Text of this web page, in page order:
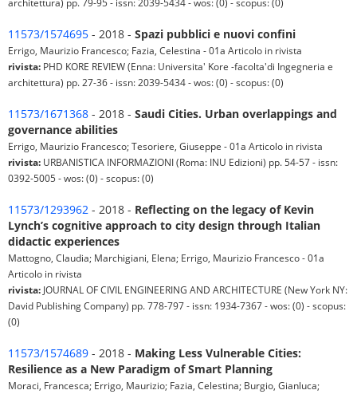
11573/1574695 - 2018 - Spazi pubblici e nuovi confini
Errigo, Maurizio Francesco; Fazia, Celestina - 01a Articolo in rivista
rivista: PHD KORE REVIEW (Enna: Universita' Kore -facolta'di Ingegneria e
architettura) pp. 27-36 - issn: 2039-5434 - wos: (0) - scopus: (0)
11573/1671368 - 2018 - Saudi Cities. Urban overlappings and
governance abilities
Errigo, Maurizio Francesco; Tesoriere, Giuseppe - 01a Articolo in rivista
rivista: URBANISTICA INFORMAZIONI (Roma: INU Edizioni) pp. 54-57 - issn:
0392-5005 - wos: (0) - scopus: (0)
11573/1293962 - 2018 - Reflecting on the legacy of Kevin
Lynch’s cognitive approach to city design through Italian
didactic experiences
Mattogno, Claudia; Marchigiani, Elena; Errigo, Maurizio Francesco - 01a
Articolo in rivista
rivista: JOURNAL OF CIVIL ENGINEERING AND ARCHITECTURE (New York NY:
David Publishing Company) pp. 778-797 - issn: 1934-7367 - wos: (0) - scopus:
(0)
11573/1574689 - 2018 - Making Less Vulnerable Cities:
Resilience as a New Paradigm of Smart Planning
Moraci, Francesca; Errigo, Maurizio; Fazia, Celestina; Burgio, Gianluca;